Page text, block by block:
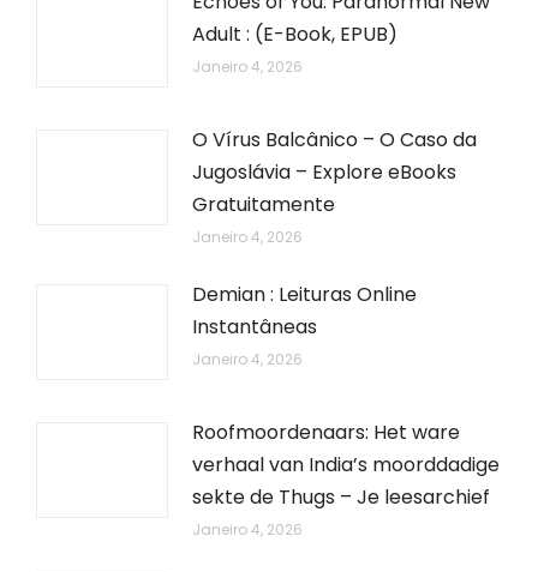
Adult : (E-Book, EPUB)
Janeiro 4, 2026
O Vírus Balcânico – O Caso da
Jugoslávia – Explore eBooks
Gratuitamente
Janeiro 4, 2026
Demian : Leituras Online
Instantâneas
Janeiro 4, 2026
Roofmoordenaars: Het ware
verhaal van India’s moorddadige
sekte de Thugs – Je leesarchief
Janeiro 4, 2026